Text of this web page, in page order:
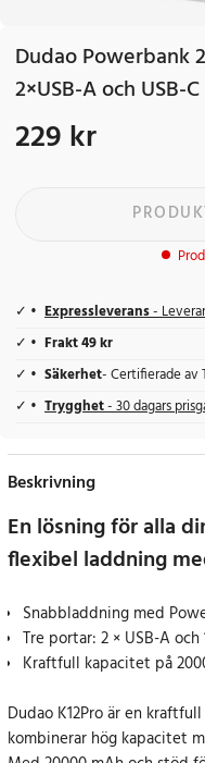
Dudao Powerbank
2×USB-A och USB-
Pris:229 kr
229 kr
Expressleverans-
Frakt 49 kr
Säkerhet- Certifierade av
Trygghet- 30 dagars
Beskrivning
En lösning för alla
flexibel laddning
Snabbladdning med
Tre portar: 2 × USB-A
Kraftfull kapacitet på
Dudao K12Pro är en
kombinerar hög kapacitet